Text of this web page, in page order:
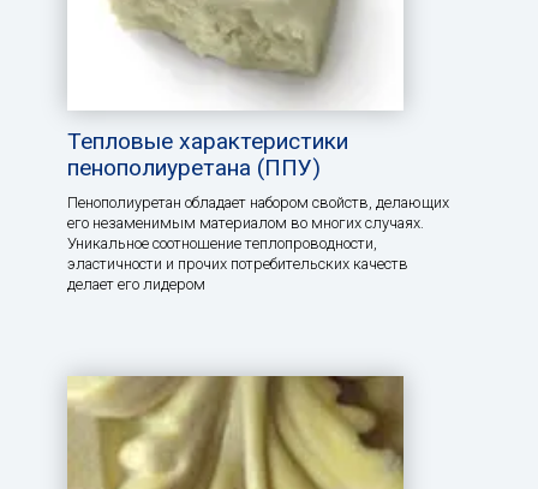
Тепловые характеристики
пенополиуретана (ППУ)
Пенополиуретан обладает набором свойств, делающих
его незаменимым материалом во многих случаях.
Уникальное соотношение теплопроводности,
эластичности и прочих потребительских качеств
делает его лидером